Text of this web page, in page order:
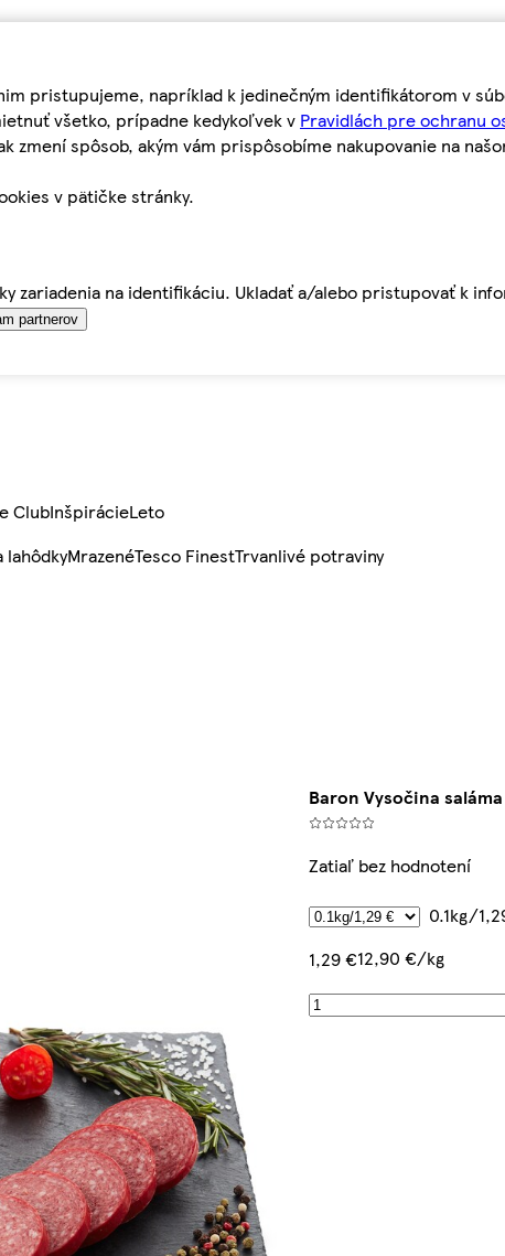
pristupujeme, napríklad k jedinečným identifikátorom v
všetko, prípadne kedykoľvek v Pravidlách pre ochranu
zmení spôsob, akým vám prispôsobíme nakupovanie na
v pätičke stránky.
na identifikáciu. Ukladať a/alebo pristupovať k
partnerov
ClubInšpirácieLeto
lahôdkyMrazenéTesco FinestTrvanlivé potraviny
Baron Vysočina saláma
Zatiaľ bez hodnotení
0.1kg/
1,29 €12,90 €/kg